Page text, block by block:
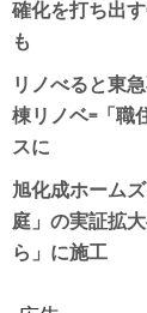
確化を打ち出
も
リノべると東
棟リノベ=「職
スに
旭化成ホーム
庭」の実証拡
ら」に施工